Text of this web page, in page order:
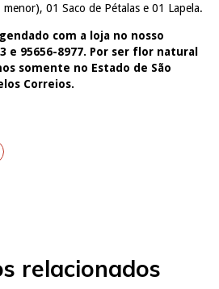
menor), 01 Saco de Pétalas e 01 Lapela.
com a loja no nosso
e 95656-8977. Por ser flor natural
somente no Estado de São
Correios.
relacionados